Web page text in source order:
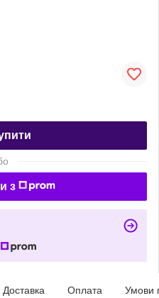
з
Доставка Оплата Умови